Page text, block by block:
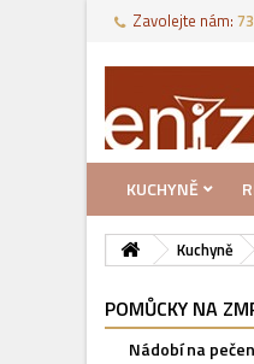
Zavolejte nám:
KUCHYNĚ
Kuchyně
POMŮCKY NA
Nádobí na